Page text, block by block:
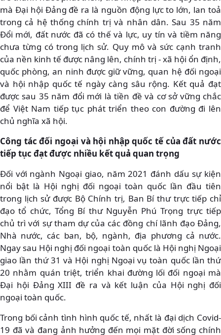
mà Đại hội Đảng đề ra là nguồn động lực to lớn, lan toả
trong cả hệ thống chính trị và nhân dân. Sau 35 năm
Đổi mới, đất nước đã có thế và lực, uy tín và tiềm năng
chưa từng có trong lịch sử. Quy mô và sức cạnh tranh
của nền kinh tế được nâng lên, chính trị - xã hội ổn định,
quốc phòng, an ninh được giữ vững, quan hệ đối ngoại
và hội nhập quốc tế ngày càng sâu rộng. Kết quả đạt
được sau 35 năm đổi mới là tiền đề và cơ sở vững chắc
để Việt Nam tiếp tục phát triển theo con đường đi lên
chủ nghĩa xã hội.
Công tác đối ngoại và hội nhập quốc tế của đất nước
tiếp tục đạt được nhiều kết quả quan trọng
Đối với ngành Ngoại giao, năm 2021 đánh dấu sự kiện
nổi bật là Hội nghị đối ngoại toàn quốc lần đầu tiên
trong lịch sử được Bộ Chính trị, Ban Bí thư trực tiếp chỉ
đạo tổ chức, Tổng Bí thư Nguyễn Phú Trọng trực tiếp
chủ trì với sự tham dự của các đồng chí lãnh đạo Đảng,
Nhà nước, các ban, bộ, ngành, địa phương cả nước.
Ngay sau Hội nghị đối ngoại toàn quốc là Hội nghị Ngoại
giao lần thứ 31 và Hội nghị Ngoại vụ toàn quốc lần thứ
20 nhằm quán triệt, triển khai đường lối đối ngoại mà
Đại hội Đảng XIII đề ra và kết luận của Hội nghị đối
ngoại toàn quốc.
Trong bối cảnh tình hình quốc tế, nhất là đại dịch Covid-
19 đã và đang ảnh hưởng đến mọi mặt đời sống chính